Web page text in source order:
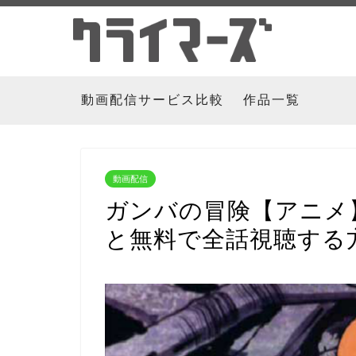
動画配信サービス比較 作品一覧
動画配信
ガンバの冒険【アニ
と無料で全話視聴する